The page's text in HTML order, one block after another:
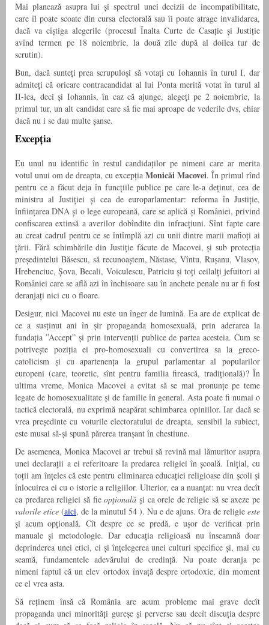
Mai planează asupra lui și spectrul unei decizii de incompatibilitate,
care îl poate scoate din cursa electorală sau îi poate atrage invalidarea,
dacă va cîștiga alegerile (procesul Înalta Curte de Casație și Justiție
avînd termen pe 18 noiembrie, la două zile după al doilea tur de
scrutin).
Bun, dacă sunteți prea scrupuloși să votați cu Iohannis în turul I, dar
admiteți că oricare contracandidat al lui Ponta merită votat în turul al
II-lea, deci și Iohannis, în caz că ajunge, alegeți pe 2 noiembrie, la
primul tur, un alt candidat care să fie mai aproape de vederile dvs, chiar
dacă nu i se dau multe șanse.
Excepția
Eu unul nu identific în restul candidaților pe nimeni care ar merita
votul unui om de dreapta, cu excepția Monicăi Macovei. În primul rînd
pentru ce a făcut deja în funcțiile publice pe care le-a deținut, cea de
ministru al Justiției și cea de europarlamentar: reforma în Justiție,
înființarea DNA și o lege europeană, care se aplică și României, privind
confiscarea extinsă a averilor dobîndite din infracțiuni. Sînt fapte care
au creat cadrul pentru ce se întîmplă azi cu unii dintre marii mafioți ai
țării. Fără schimbările din Justiție făcute de Macovei, și sub protecția
președintelui Băsescu, să recunoaștem, Năstase, Vîntu, Rușanu, Vlasov,
Hrebenciuc, Șova, Becali, Voiculescu, Patriciu și toți ceilalți jefuitori ai
României care se află azi în închisoare sau în anchete penale nu ar fi fost
deranjați nici cu o floare.
Desigur, nici Macovei nu este un înger de lumină. Ea are de explicat de
ce a susținut ani în șir propaganda homosexuală, prin aderarea la
fundația ”Accept” și prin intervenții publice de partea acesteia. Cum se
potrivește poziția ei pro-homosexuali cu convertirea sa la greco-
catolicism și cu apartenența la grupul parlamentar al popularilor
europeni (care, teoretic, sînt pentru familia firească, tradițională)? În
ultima vreme, Monica Macovei a evitat să se mai pronunțe pe teme
legate de homosexualitate și de familie în general. Asta poate fi numai o
tactică electorală, nu exprimă neapărat schimbarea opiniilor. Iar dacă se
vrea președinte cu voturile electoratului de dreapta, sensibil la subiect,
este musai să-și spună părerea tranșant în chestiune.
De asemenea, Monica Macovei ar trebui să revină mai lămuritor asupra
unei declarații a ei referitoare la predarea religiei în școală. Inițial, cu
toții am înțeles că este pentru eliminarea educației religioase din școli și
înlocuirea ei cu o istorie a religiilor. Ulterior, ea a nuanțat: nu vrea decît
ca predarea religiei să fieopțională și ca orele de religie să se axeze pe
valorile etice (aici, de la minutul 54 ). Nu e de ajuns. Ora de religie este
și acum opțională. Cît despre ce se predă, e ușor de verificat prin
manuale și metodologie. Dar educația religioasă nu înseamnă doar
deprinderea unei etici, ci și înțelegerea unei culturi specifice și, mai cu
seamă, fundamentele adevărului de credință. Nu poate deranja pe
nimeni faptul că un elev ortodox învață despre ortodoxie, din moment
ce el vrea asta.
Să reținem însă că România are acum probleme mai grave decît
propaganda unei minorități gureșe și perverse sau decît discuția despre